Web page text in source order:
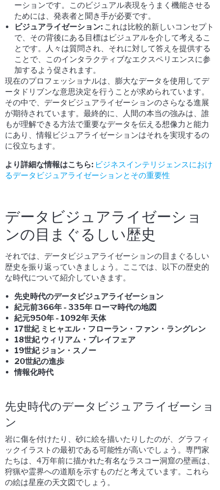
ーションです。このビジュアル表現をうまく機能させる
ためには、発表者と聞き手が必要です。
ビジュアライゼーション: これは比較的新しいコンセプト
で、その背後にある目標はビジュアルを介して考えるこ
とです。人々は質問され、それに対して答えを提供する
ことで、このインタラクティブなエクスペリエンスに参
加するよう促されます。
現在のプロフェッショナルは、膨大なデータを使用してデ
ータドリブンな意思決定を行うことが求められています。
その中で、データビジュアライゼーションのさらなる進展
が期待されています。最終的に、人間の本当の強みは、誰
もが理解できる方法で重要なデータを伝える想像力と能力
にあり、情報ビジュアライゼーションはそれを実現するの
に役立ちます。
より詳細な情報はこちら: ビジネスインテリジェンスにおけ
るデータビジュアライゼーションとその重要性
データビジュアライゼーショ
ンの目まぐるしい歴史
それでは、データビジュアライゼーションの目まぐるしい
歴史を振り返っていきましょう。ここでは、以下の歴史的
な時代について紹介していきます。
先史時代のデータビジュアライゼーション
紀元前366年 - 335年 ローマ時代の地図
紀元950年 - 1092年 天体
17世紀 ミヒャエル・フローラン・ファン・ラングレン
18世紀 ウィリアム・プレイフェア
19世紀 ジョン・スノー
20世紀の進歩
情報化時代
先史時代のデータビジュアライゼーショ
ン
岩に傷を付けたり、砂に絵を描いたりしたのが、グラフィ
ックイラストの最初である可能性が高いでしょう。専門家
たちは、4万年前に描かれた有名なラスコー洞窟の壁画は、
狩猟や霊界への道順を示すものだと考えています。これら
の絵は星座の天文図でしょう。